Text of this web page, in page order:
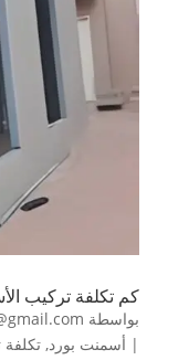
كم تكلفة تركيب
بواسطة
| أسمنت بورد,